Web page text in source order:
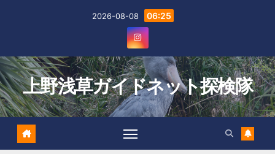
2026-08-08 06:25
上野浅草ガイドネット探検隊